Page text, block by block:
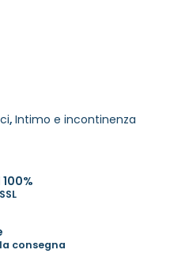
, Intimo e incontinenza
consegna